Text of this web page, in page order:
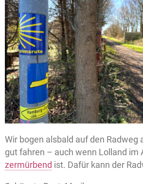
Wir bogen alsbald auf den Radweg
gut fahren – auch wenn Lolland im
zermürbend ist. Dafür kann der